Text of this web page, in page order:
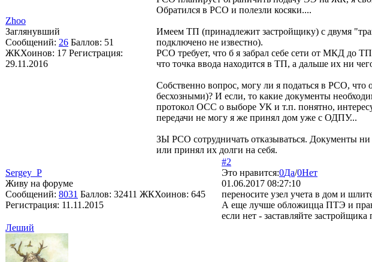
Zhoo
Заглянувший
Сообщений: 26 Баллов: 51
ЖКХоинов: 17 Регистрация:
29.11.2016
Обратился в РСО и полезли косяки....
Имеем ТП (принадлежит застройщику) с двумя
подключено не известно).
РСО требует, что б я забрал себе сети от МКД до
что точка ввода находится в ТП, а дальше их ни
Собственно вопрос, могу ли я податься в РСО,
бесхозными)? И если, то какие документы
протокол ОСС о выборе УК и т.п. понятно,
передачи не могу я же принял дом уже с ОДПУ...
ЗЫ РСО сотрудничать отказываться. Документы ни
или принял их долги на себя.
Sergey_P
Живу на форуме
Сообщений: 8031 Баллов: 32411 ЖКХоинов: 645
Регистрация: 11.11.2015
#2
Это нравится:0Да/0Нет
01.06.2017 08:27:10
переносите узел учета в дом и
А еще лучше обложицца ПТЭ и
если нет - заставляйте застройщика
Леший